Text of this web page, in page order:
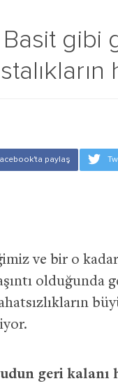
Basit gibi
ve bir o kadar
olduğunda
geri kalanı